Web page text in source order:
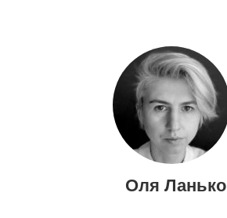
Оля Ланько